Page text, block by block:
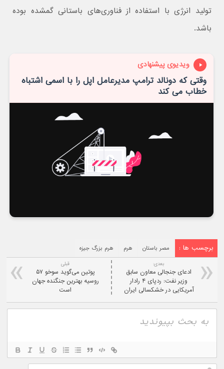
تولید انرژی با استفاده از فناوری‌های باستانی گمشده بوده
باشد.
ویدیوی پیشنهادی
وقتی که دونالد ترامپ مدیرعامل اپل را با اسمی اشتباه
خطاب می کند
برچسب ها : مصر باستان هرم هرم بزرگ جیزه
قبلی
پوتین می‌گوید سوخو ۵۷
روسیه بهترین جنگنده جهان
است
بعدی:
ادعای جنجالی معاون سابق
وزیر نفت: ردپای ۴ رادار
آمریکایی در خشکسالی ایران